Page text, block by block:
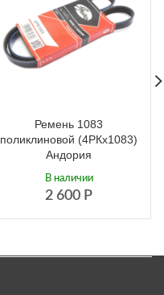
Ремень 1083
поликлиновой (4РКх1083)
Андория
2 600 Р
В наличии